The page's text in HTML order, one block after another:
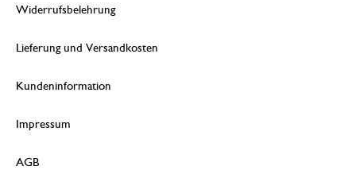
Widerrufsbelehrung
Lieferung und Versandkosten
Kundeninformation
Impressum
AGB